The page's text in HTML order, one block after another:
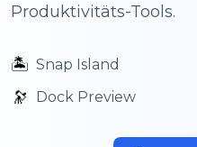
Produktivitäts-Tools.
🏝️ Snap Island
🔭 Dock Preview